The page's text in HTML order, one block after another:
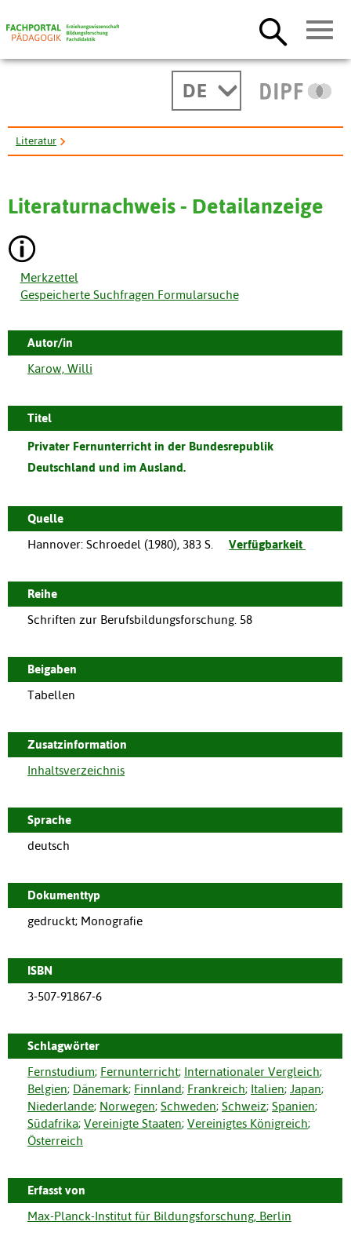
DE
Literatur
Literaturnachweis - Detailanzeige
Merkzettel
Gespeicherte Suchfragen Formularsuche
Autor/in
Karow, Willi
Titel
Privater Fernunterricht in der Bundesrepublik
Deutschland und im Ausland.
Quelle
Hannover: Schroedel (1980), 383 S. Verfügbarkeit
Reihe
Schriften zur Berufsbildungsforschung. 58
Beigaben
Tabellen
Zusatzinformation
Inhaltsverzeichnis
Sprache
deutsch
Dokumenttyp
gedruckt; Monografie
ISBN
3-507-91867-6
Schlagwörter
Fernstudium; Fernunterricht; Internationaler Vergleich;
Belgien; Dänemark; Finnland; Frankreich; Italien; Japan;
Niederlande; Norwegen; Schweden; Schweiz; Spanien;
Südafrika; Vereinigte Staaten; Vereinigtes Königreich;
Österreich
Erfasst von
Max-Planck-Institut für Bildungsforschung, Berlin